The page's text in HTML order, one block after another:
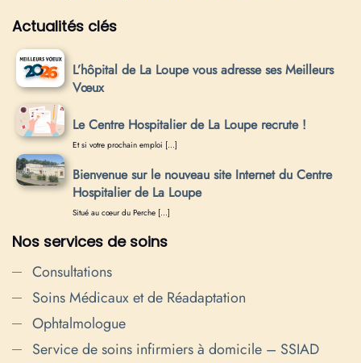
Actualités clés
L’hôpital de La Loupe vous adresse ses Meilleurs
Vœux
Le Centre Hospitalier de La Loupe recrute !
Et si votre prochain emploi […]
Bienvenue sur le nouveau site Internet du Centre
Hospitalier de La Loupe
Situé au cœur du Perche […]
Nos services de soins
Consultations
Soins Médicaux et de Réadaptation
Ophtalmologue
Service de soins infirmiers à domicile – SSIAD